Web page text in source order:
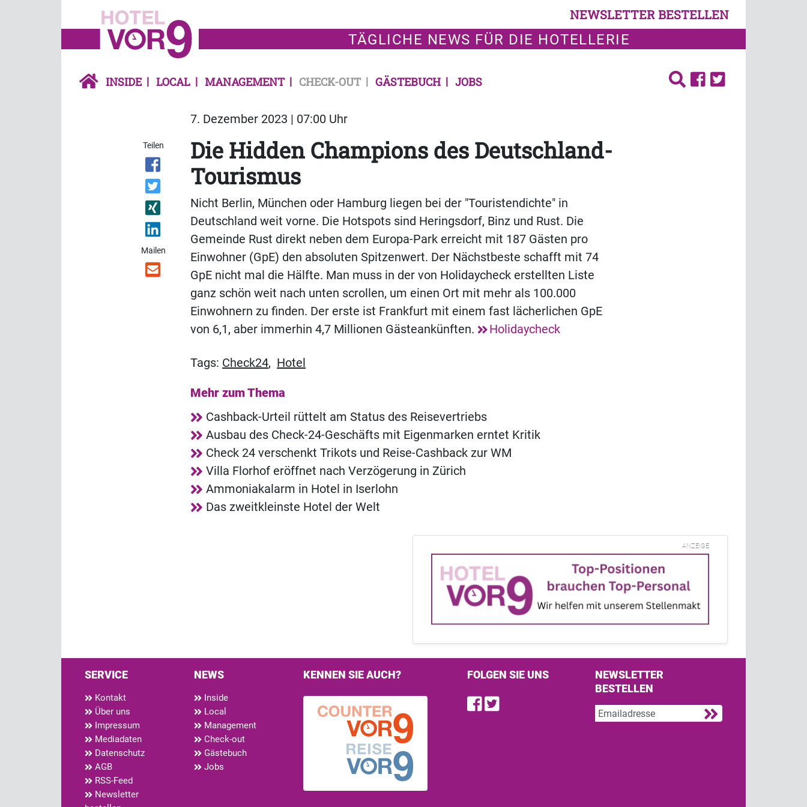
NEWSLETTER BESTELLEN
TÄGLICHE NEWS FÜR DIE HOTELLERIE
INSIDE LOCAL MANAGEMENT CHECK-OUT GÄSTEBUCH JOBS
7. Dezember 2023 | 07:00 Uhr
Teilen
Mailen
Die Hidden Champions des Deutschland-
Tourismus
Nicht Berlin, München oder Hamburg liegen bei der "Touristendichte" in
Deutschland weit vorne. Die Hotspots sind Heringsdorf, Binz und Rust. Die
Gemeinde Rust direkt neben dem Europa-Park erreicht mit 187 Gästen pro
Einwohner (GpE) den absoluten Spitzenwert. Der Nächstbeste schafft mit 74
GpE nicht mal die Hälfte. Man muss in der von Holidaycheck erstellten Liste
ganz schön weit nach unten scrollen, um einen Ort mit mehr als 100.000
Einwohnern zu finden. Der erste ist Frankfurt mit einem fast lächerlichen GpE
von 6,1, aber immerhin 4,7 Millionen Gästeankünften.
Holidaycheck
Tags: Check24, Hotel
Mehr zum Thema
Cashback-Urteil rüttelt am Status des Reisevertriebs
Ausbau des Check-24-Geschäfts mit Eigenmarken erntet Kritik
Check 24 verschenkt Trikots und Reise-Cashback zur WM
Villa Florhof eröffnet nach Verzögerung in Zürich
Ammoniakalarm in Hotel in Iserlohn
Das zweitkleinste Hotel der Welt
ANZEIGE
SERVICE
Kontakt
Über uns
Impressum
Mediadaten
Datenschutz
AGB
RSS-Feed
Newsletter
NEWS
Inside
Local
Management
Check-out
Gästebuch
Jobs
KENNEN SIE AUCH? FOLGEN SIE UNS
Find us on Facebook
Follow us on Twitter
NEWSLETTER
BESTELLEN